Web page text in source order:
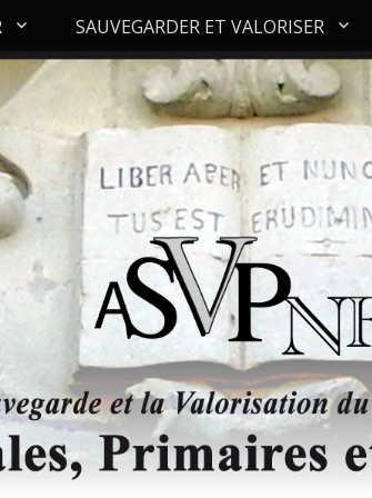
SAUVEGARDER ET VALORISER